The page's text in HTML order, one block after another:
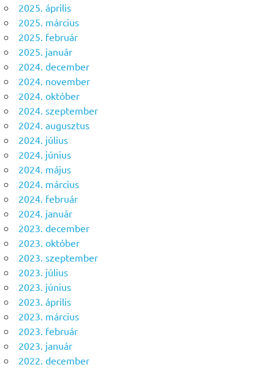
2025. április
2025. március
2025. február
2025. január
2024. december
2024. november
2024. október
2024. szeptember
2024. augusztus
2024. július
2024. június
2024. május
2024. március
2024. február
2024. január
2023. december
2023. október
2023. szeptember
2023. július
2023. június
2023. április
2023. március
2023. február
2023. január
2022. december